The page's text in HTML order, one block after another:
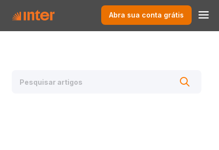
Abra sua conta grátis